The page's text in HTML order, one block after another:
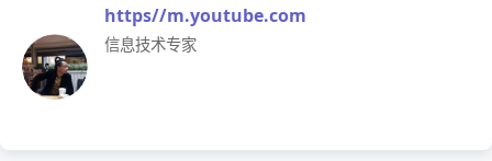
https//m.youtube.com
信息技术专家